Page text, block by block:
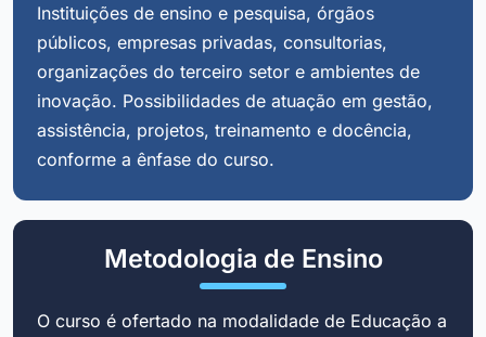
Instituições de ensino e pesquisa, órgãos
públicos, empresas privadas, consultorias,
organizações do terceiro setor e ambientes de
inovação. Possibilidades de atuação em gestão,
assistência, projetos, treinamento e docência,
conforme a ênfase do curso.
Metodologia de Ensino
O curso é ofertado na modalidade de Educação a